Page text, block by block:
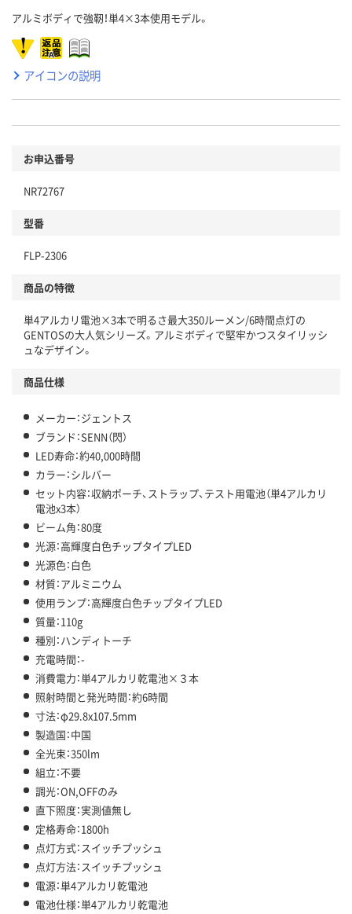
アルミボディで強靭！単4×3本使用モデル。
アイコンの説明
お申込番号
NR72767
型番
FLP-2306
商品の特徴
単4アルカリ電池×3本で明るさ最大350ルーメン/6時間点灯の
GENTOSの大人気シリーズ。アルミボディで堅牢かつスタイリッシ
ュなデザイン。
商品仕様
メーカー：ジェントス
ブランド：SENN（閃）
LED寿命：約40,000時間
カラー：シルバー
セット内容：収納ポーチ、ストラップ、テスト用電池（単4アルカリ
電池x3本）
ビーム角：80度
光源：高輝度白色チップタイプLED
光源色：白色
材質：アルミニウム
使用ランプ：高輝度白色チップタイプLED
質量：110g
種別：ハンディトーチ
充電時間：-
消費電力：単4アルカリ乾電池×３本
照射時間と発光時間：約6時間
寸法：φ29.8x107.5mm
製造国：中国
全光束：350lm
組立：不要
調光：ON,OFFのみ
直下照度：実測値無し
定格寿命：1800h
点灯方式：スイッチプッシュ
点灯方法：スイッチプッシュ
電源：単4アルカリ乾電池
電池仕様：単4アルカリ乾電池